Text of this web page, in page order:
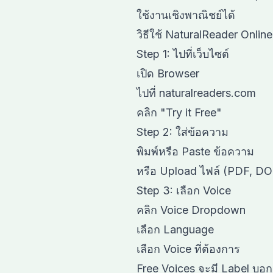
ใช้งานเชิงพาณิชย์ได้
วิธีใช้ NaturalReader
Step 1: ไปที่เว็บไซต์
เปิด Browser
ไปที่ naturalreaders.com
คลิก "Try it Free"
Step 2: ใส่ข้อความ
พิมพ์หรือ Paste ข้อความ
หรือ Upload ไฟล์ (PDF,
Step 3: เลือก Voice
คลิก Voice Dropdown
เลือก Language
เลือก Voice ที่ต้องการ
Free Voices จะมี Label บอก